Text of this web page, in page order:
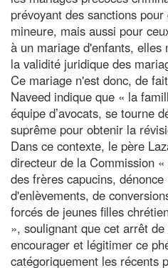
prévoyant des sanctions
mineure, mais aussi pour
à un mariage d'enfants, elles
la validité juridique des
Ce mariage n'est donc, de
Naveed indique que « la
équipe d’avocats, se tourne
suprême pour obtenir la
Dans ce contexte, le père
directeur de la Commission
des frères capucins,
d'enlèvements, de
forcés de jeunes filles
», soulignant que cet arrêt
encourager et légitimer ce
catégoriquement les récents